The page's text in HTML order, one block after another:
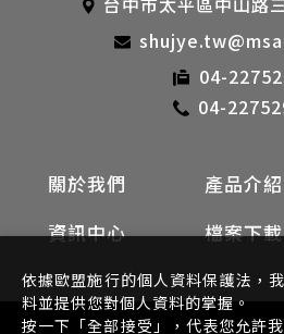
04-
04-
關於我們 產品介紹
資訊中心
檔案下載
依據歐盟施行的個人資料保護法，
料並提供您對個人資料的掌握。
按一下「全部接受」，代表您允許